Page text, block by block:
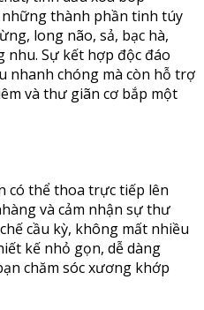
thành phần tinh túy
long não, sả, bạc hà,
Sự kết hợp độc đáo
nhanh chóng mà còn hỗ trợ
và thư giãn cơ bắp một
có thể thoa trực tiếp lên
và cảm nhận sự thư
cầu kỳ, không mất nhiều
kế nhỏ gọn, dễ dàng
chăm sóc xương khớp